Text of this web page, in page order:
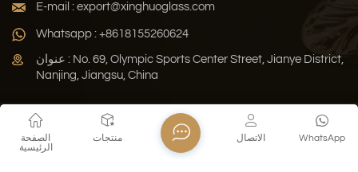
E-mail : export@xinghuoglass.com
Whatsapp : +8618155260624
عنوان : No. 69, Olympic Sports Center Street, Jianye District,
Nanjing, Jiangsu, China
Xml سياسة الخصوصية المدونة
خريطة الموقع
حقوق النشر © 2026 Jiangsu Xinghuo Technology Co., Ltd. جميع
الصفحة
الرئيسية
منتجات WhatsApp الاتصال